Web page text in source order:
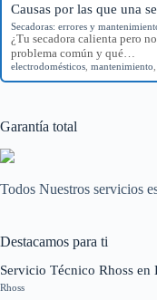
Causas por las que una
Secadoras: errores y
¿Tu secadora calienta pero
problema común y qué…
electrodomésticos mantenimiento
Garantía total
Todos Nuestros servicios
Destacamos para ti
Servicio Técnico Rhoss en
Rhoss